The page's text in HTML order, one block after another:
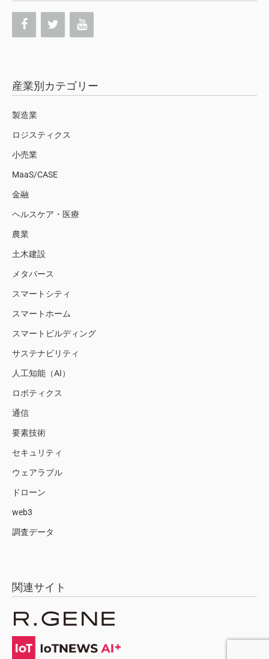
産業別カテゴリー
製造業
ロジスティクス
小売業
MaaS/CASE
金融
ヘルスケア・医療
農業
土木建設
メタバース
スマートシティ
スマートホーム
スマートビルディング
サステナビリティ
人工知能（AI）
ロボティクス
通信
要素技術
セキュリティ
ウェアラブル
ドローン
web3
調査データ
関連サイト